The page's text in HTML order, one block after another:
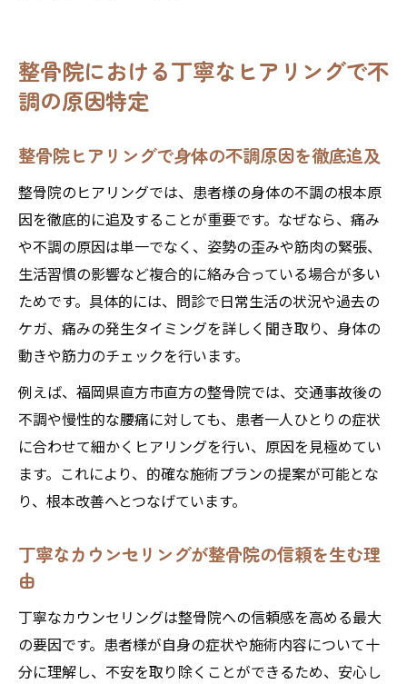
整骨院における丁寧なヒアリングで不
調の原因特定
整骨院ヒアリングで身体の不調原因を徹底追及
整骨院のヒアリングでは、患者様の身体の不調の根本原
因を徹底的に追及することが重要です。なぜなら、痛み
や不調の原因は単一でなく、姿勢の歪みや筋肉の緊張、
生活習慣の影響など複合的に絡み合っている場合が多い
ためです。具体的には、問診で日常生活の状況や過去の
ケガ、痛みの発生タイミングを詳しく聞き取り、身体の
動きや筋力のチェックを行います。
例えば、福岡県直方市直方の整骨院では、交通事故後の
不調や慢性的な腰痛に対しても、患者一人ひとりの症状
に合わせて細かくヒアリングを行い、原因を見極めてい
ます。これにより、的確な施術プランの提案が可能とな
り、根本改善へとつなげています。
丁寧なカウンセリングが整骨院の信頼を生む理
由
丁寧なカウンセリングは整骨院への信頼感を高める最大
の要因です。患者様が自身の症状や施術内容について十
分に理解し、不安を取り除くことができるため、安心し